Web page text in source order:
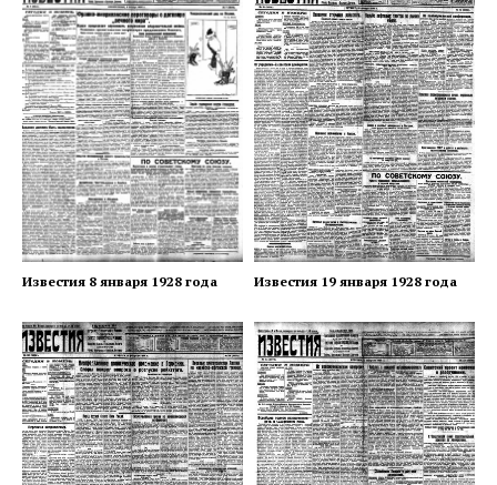
Известия 8 января 1928 года Известия 19 января 1928 года